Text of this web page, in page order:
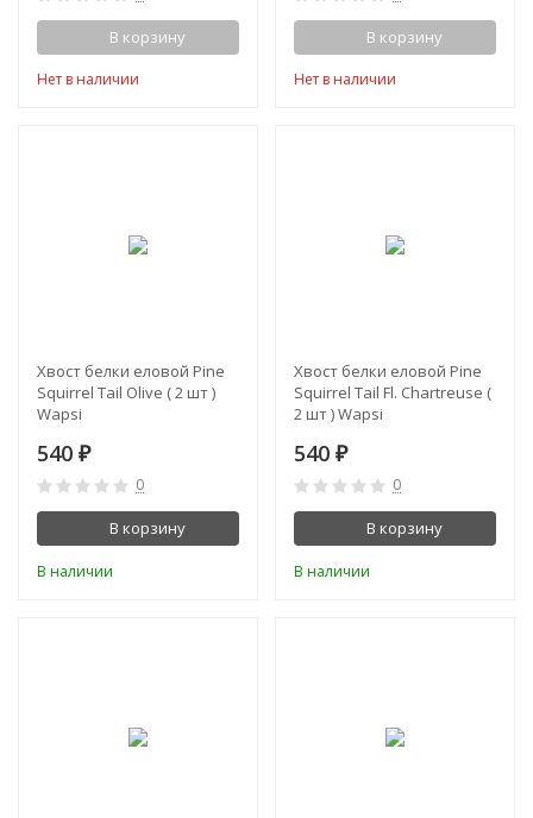
В корзину
Нет в наличии
В корзину
Нет в наличии
Хвост белки еловой Pine
Squirrel Tail Olive ( 2 шт )
Wapsi
540 ₽
0
В корзину
В наличии
Хвост белки еловой Pine
Squirrel Tail Fl. Chartreuse (
2 шт ) Wapsi
540 ₽
0
В корзину
В наличии